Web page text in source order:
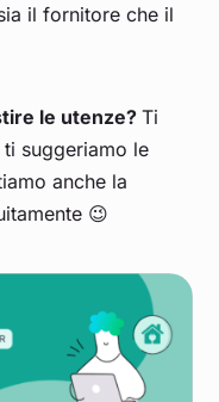
il fornitore che il
le utenze?Ti
suggeriamo le
anche la
😉